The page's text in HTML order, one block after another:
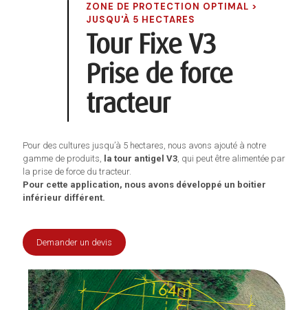
ZONE DE PROTECTION OPTIMAL >
JUSQU'À 5 HECTARES
Tour Fixe V3
Prise de force
tracteur
Pour des cultures jusqu’à 5 hectares, nous avons ajouté à notre
gamme de produits, la tour antigel V3, qui peut être alimentée par
la prise de force du tracteur.
Pour cette application, nous avons développé un boitier
inférieur différent.
Demander un devis